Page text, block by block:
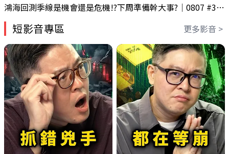
鴻海回測季線是機會還是危機!?下周準備幹大事?｜0807 #3661 #2317 #2317鴻海
短影音專區 更多影音 >